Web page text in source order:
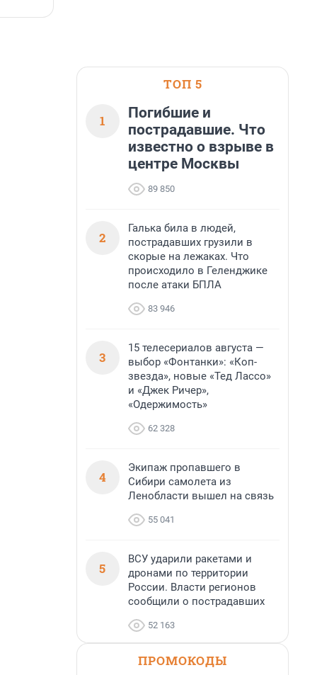
ТОП 5
1
Погибшие и
пострадавшие. Что
известно о взрыве в
центре Москвы
89 850
2
Галька била в людей,
пострадавших грузили в
скорые на лежаках. Что
происходило в Геленджике
после атаки БПЛА
83 946
3
15 телесериалов августа —
выбор «Фонтанки»: «Коп-
звезда», новые «Тед Лассо»
и «Джек Ричер»,
«Одержимость»
62 328
4
Экипаж пропавшего в
Сибири самолета из
Ленобласти вышел на связь
55 041
5
ВСУ ударили ракетами и
дронами по территории
России. Власти регионов
сообщили о пострадавших
52 163
ПРОМОКОДЫ